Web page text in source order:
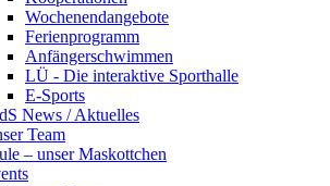
Wochenendangebote
Ferienprogramm
Anfängerschwimmen
LÜ - Die interaktive Sporthalle
E-Sports
News / Aktuelles
Team
– unser Maskottchen